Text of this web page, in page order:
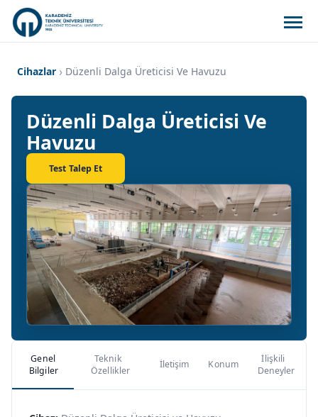
Cihazlar Düzenli Dalga Üreticisi Ve Havuzu
Düzenli Dalga Üreticisi Ve
Havuzu
Test Talep Et
Genel
Bilgiler
Teknik
Özellikler
İletişim Konum
İlişkili
Deneyler